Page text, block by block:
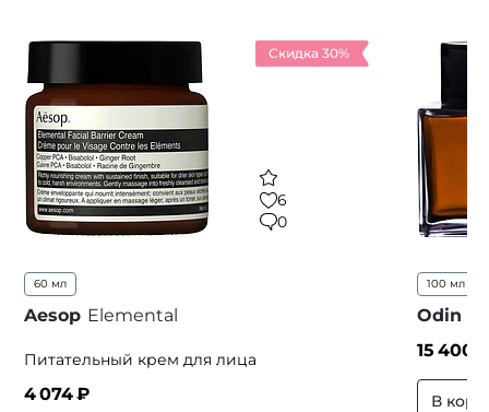
Скидка 30%
6
0
60 мл
Aesop Elemental
Питательный крем для лица
4 074₽
100 мл
Odin
15 400
В